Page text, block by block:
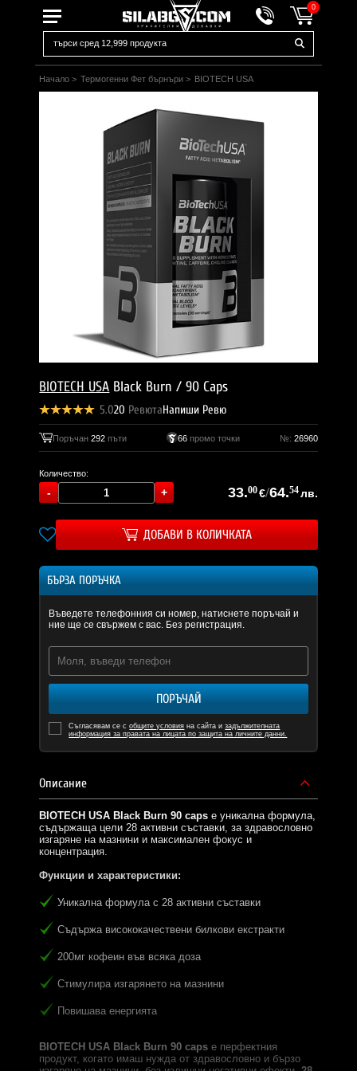
0
Начало > Термогенни Фет бърнъри > BIOTECH USA
BIOTECH USA Black Burn / 90 Caps
5.020 РевютаНапиши Ревю
Поръчан292 пъти 66промо точки №: 26960
Количество:
33.00€/64.54лв.
ДОБАВИ В КОЛИЧКАТА
БЪРЗА ПОРЪЧКА
Въведете телефонния си номер, натиснете поръчай и
ние ще се свържем с вас. Без регистрация.
ПОРЪЧАЙ
Съгласявам се собщите условия на сайта изадължителната
информация за правата на лицата по защита на личните данни.
Описание
BIOTECH USA Black Burn 90 caps е уникална формула,
съдържаща цели 28 активни съставки, за здравословно
изгаряне на мазнини и максимален фокус и
концентрация.
Функции и характеристики:
Уникална формула с 28 активни съставки
Съдържа висококачествени билкови екстракти
200мг кофеин във всяка доза
Стимулира изгарянето на мазнини
Повишава енергията
BIOTECH USA Black Burn 90 caps e перфектния
продукт, когато имаш нужда от здравословно и бързо